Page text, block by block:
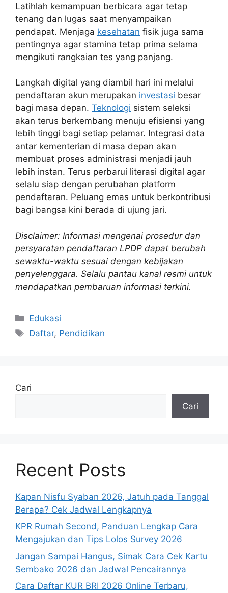
Latihlah kemampuan berbicara agar tetap
tenang dan lugas saat menyampaikan
pendapat. Menjaga kesehatan fisik juga sama
pentingnya agar stamina tetap prima selama
mengikuti rangkaian tes yang panjang.
Langkah digital yang diambil hari ini melalui
pendaftaran akun merupakan investasi besar
bagi masa depan. Teknologi sistem seleksi
akan terus berkembang menuju efisiensi yang
lebih tinggi bagi setiap pelamar. Integrasi data
antar kementerian di masa depan akan
membuat proses administrasi menjadi jauh
lebih instan. Terus perbarui literasi digital agar
selalu siap dengan perubahan platform
pendaftaran. Peluang emas untuk berkontribusi
bagi bangsa kini berada di ujung jari.
Disclaimer: Informasi mengenai prosedur dan
persyaratan pendaftaran LPDP dapat berubah
sewaktu-waktu sesuai dengan kebijakan
penyelenggara. Selalu pantau kanal resmi untuk
mendapatkan pembaruan informasi terkini.
Kategori
Edukasi
Tag
Daftar, Pendidikan
Cari
Cari
Recent Posts
Kapan Nisfu Syaban 2026, Jatuh pada Tanggal
Berapa? Cek Jadwal Lengkapnya
KPR Rumah Second, Panduan Lengkap Cara
Mengajukan dan Tips Lolos Survey 2026
Jangan Sampai Hangus, Simak Cara Cek Kartu
Sembako 2026 dan Jadwal Pencairannya
Cara Daftar KUR BRI 2026 Online Terbaru,